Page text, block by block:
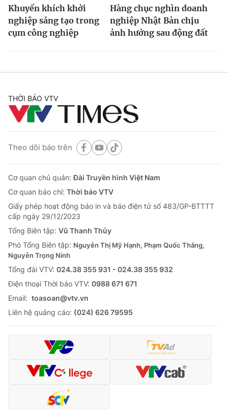
Khuyến khích khởi
nghiệp sáng tạo trong
cụm công nghiệp
Hàng chục nghìn doanh
nghiệp Nhật Bản chịu
ảnh hưởng sau động đất
THỜI BÁO VTV
Theo dõi báo trên
Cơ quan chủ quản:Đài Truyền hình Việt Nam
Cơ quan báo chí: Thời báo VTV
Giấy phép hoạt động báo in và báo điện tử số 483/GP-BTTTT
cấp ngày 29/12/2023
Tổng Biên tập: Vũ Thanh Thủy
Phó Tổng Biên tập: Nguyễn Thị Mỹ Hạnh, Phạm Quốc Thắng,
Nguyễn Trọng Ninh
Tổng đài VTV: 024.38 355 931 - 024.38 355 932
Ðiện thoại Thời báo VTV: 0988 671 671
Email: toasoan@vtv.vn
Liên hệ quảng cáo: (024) 626 79595